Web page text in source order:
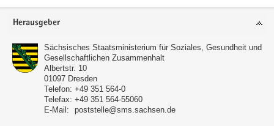
abspielen
Footer-
Herausgeber
Sächsisches Staatsministerium für Soziales, Gesundheit und
Gesellschaftlichen Zusammenhalt
Albertstr. 10
01097 Dresden
Telefon: +49 351 564-0
Telefax: +49 351 564-55060
E-Mail:
poststelle@sms.sachsen.de